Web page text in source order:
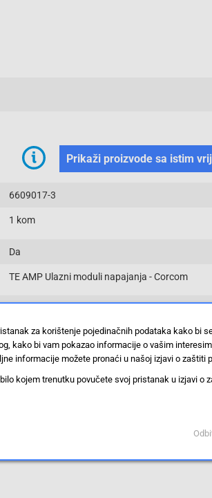
Prikaži proizvode sa istim
6609017-3
1 kom
Da
TE AMP Ulazni moduli napajanja - Corcom
Prikaži proizvode sa istim
za korištenje pojedinačnih podataka kako bi
kako bi vam pokazao informacije o vašim
informacije možete pronaći u našoj izjavi o zaštiti
kojem trenutku povučete svoj pristanak u izjavi o